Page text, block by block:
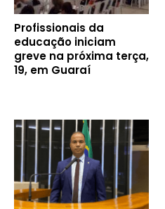
Profissionais da
educação iniciam
greve na próxima terça,
19, em Guaraí